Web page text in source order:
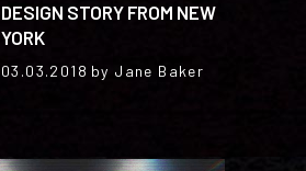
DESIGN STORY FROM NEW
YORK
03.03.2018 by Jane Baker